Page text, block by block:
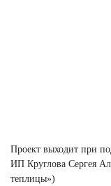
Проект выходит при
ИП Круглова Сергея
теплицы»)